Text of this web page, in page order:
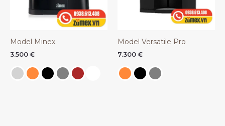
Model Minex
3.500 €
Model Versatile Pro
7.300 €